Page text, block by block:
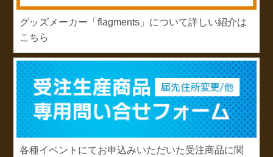
グッズメーカー「flagments」について詳しい紹介は
こちら
各種イベントにてお申込みいただいた受注商品に関